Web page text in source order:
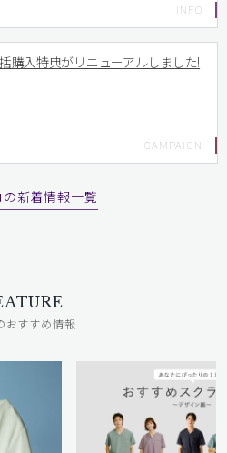
購入特典がリニューアルしました!
新着情報一覧
おすすめ情報